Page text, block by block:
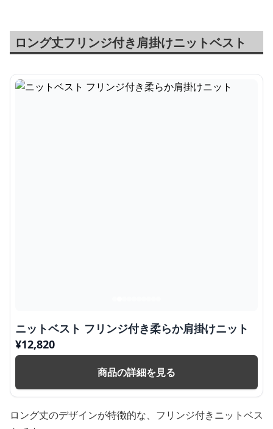
ロング丈フリンジ付き肩掛けニットベスト
ニットベスト フリンジ付き柔らか肩掛けニット
¥12,820
商品の詳細を見る
ロング丈のデザインが特徴的な、フリンジ付きニットベス